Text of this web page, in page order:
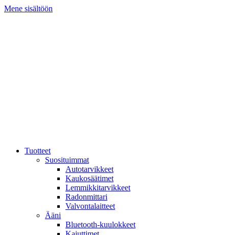
Mene sisältöön
Tuotteet
Suosituimmat
Autotarvikkeet
Kaukosäätimet
Lemmikkitarvikkeet
Radonmittari
Valvontalaitteet
Ääni
Bluetooth-kuulokkeet